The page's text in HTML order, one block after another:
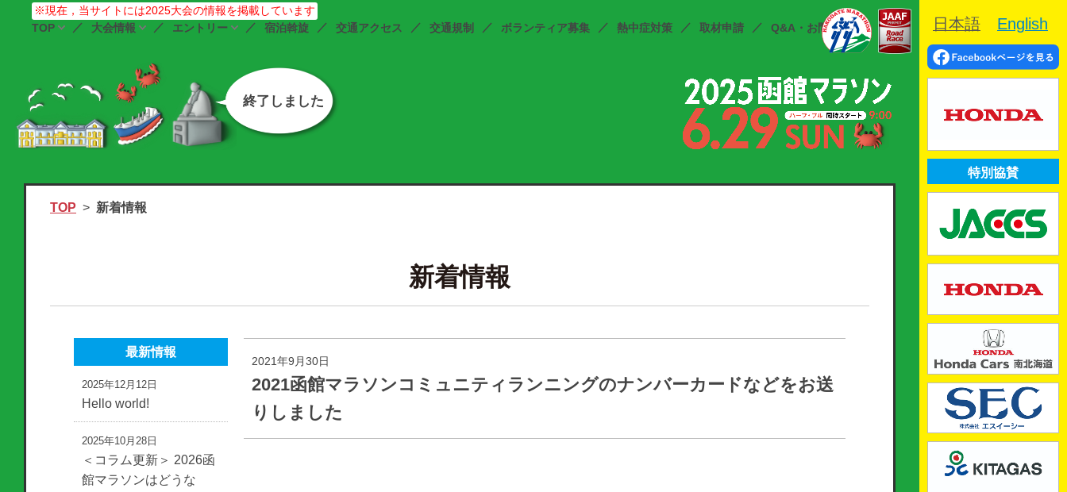
※現在，当サイトには2025大会の情報を掲載しています
TOP
大会情報 エントリー 宿泊斡旋 交通アクセス 交通規制 ボランティア募集 熱中症対策 取材申請 Q&A・お問合せ
終了しました
TOP 新着情報
新着情報
2021年9月30日
2021函館マラソンコミュニティランニングのナンバーカードなどをお送
りしました
最新情報
2025年12月12日
Hello world!
2025年10月28日
＜コラム更新＞ 2026函
館マラソンはどうな
日本語 English
特別協賛